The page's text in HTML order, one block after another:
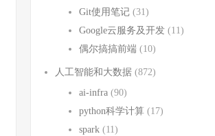
Git使用笔记 (31)
Google云服务及开发 (11)
偶尔搞搞前端 (10)
人工智能和大数据 (872)
ai-infra (90)
python科学计算 (17)
spark (11)